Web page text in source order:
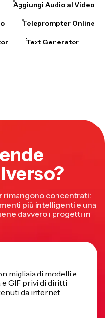
Aggiungi Audio al Video
Teleprompter Online
Text Generator
rimangono concentrati:
più intelligenti e una
davvero i progetti in
migliaia di modelli e
e GIF privi di diritti
da internet